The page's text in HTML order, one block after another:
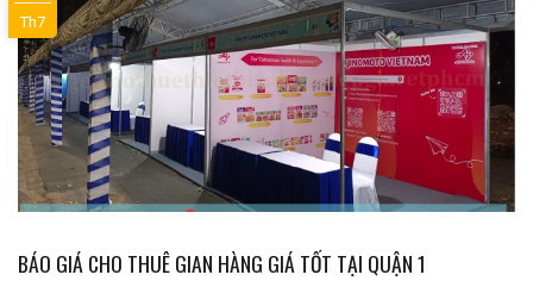
BÁO GIÁ CHO THUÊ GIAN HÀNG GIÁ TỐT TẠI QUẬN 1
Th7